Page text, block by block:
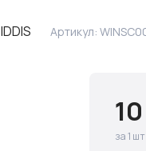
Слив и
IDDIS Артикул:
за 1 шт